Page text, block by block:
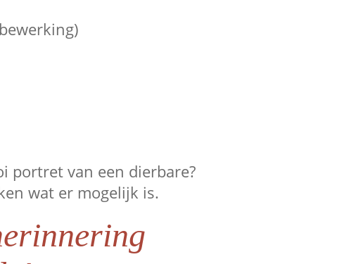
portret van een dierbare?
wat er mogelijk is.